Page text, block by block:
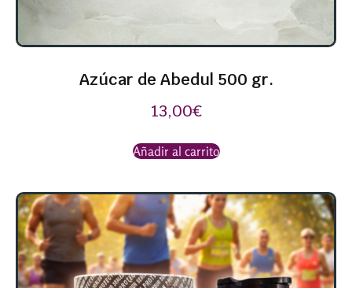
Azúcar de Abedul 500 gr.
13,00€
Añadir al carrito